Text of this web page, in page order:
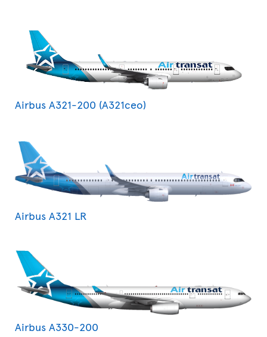
Airbus A321-200 (A321ceo)
Airbus A321 LR
Airbus A330-200